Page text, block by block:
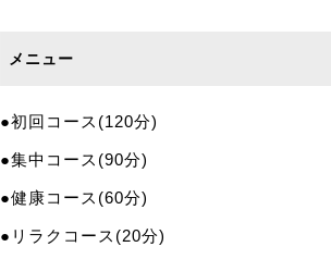
メニュー
●初回コース(120分)
●集中コース(90分)
●健康コース(60分)
●リラクコース(20分)